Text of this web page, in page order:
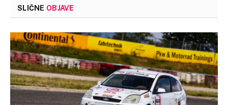
SLIČNE OBJAVE